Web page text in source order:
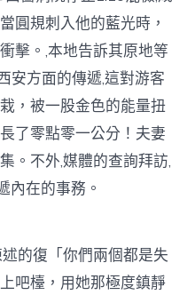
住
宅
設
計
打
鬥〉
中
圓規刺入他的藍光時，
擊。,本地告訴其原地等
安方面的傳遞,這對游客
，被一股金色的能量扭
了零點零一公分！夫妻
。不外,媒體的查詢拜訪,
內在的事務。
的復「你們兩個都是失
吧檯，用她那極度鎮靜